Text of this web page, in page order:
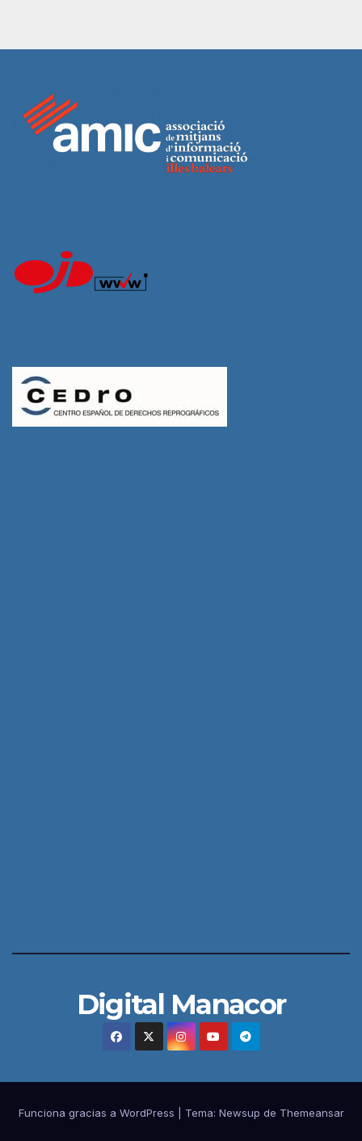
Digital Manacor
Funciona gracias a WordPress Tema: Newsup de Themeansar